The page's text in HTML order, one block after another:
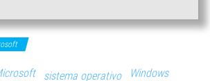
sistema operativo Windows